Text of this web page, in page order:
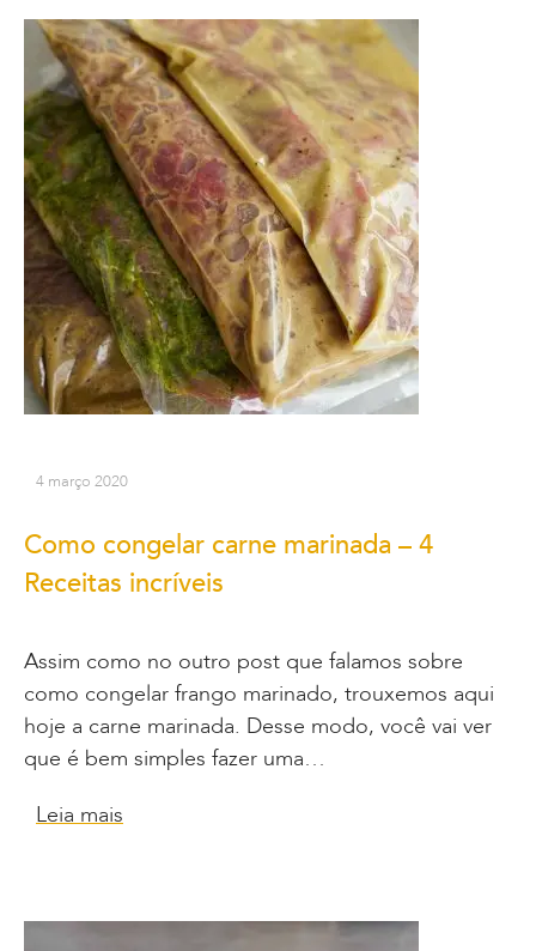
4 março 2020
Como congelar carne marinada – 4
Receitas incríveis
Assim como no outro post que falamos sobre
como congelar frango marinado, trouxemos aqui
hoje a carne marinada. Desse modo, você vai ver
que é bem simples fazer uma…
Leia mais